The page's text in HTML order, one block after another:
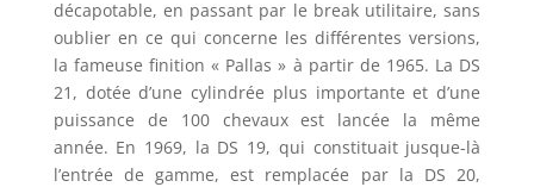
décapotable, en passant par le break utilitaire, sans
oublier en ce qui concerne les différentes versions,
la fameuse finition « Pallas » à partir de 1965. La DS
21, dotée d’une cylindrée plus importante et d’une
puissance de 100 chevaux est lancée la même
année. En 1969, la DS 19, qui constituait jusque-là
l’entrée de gamme, est remplacée par la DS 20,